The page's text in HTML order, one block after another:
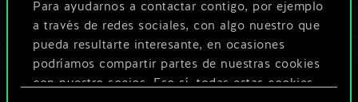
Para ayudarnos a contactar contigo, por ejemplo
a través de redes sociales, con algo nuestro que
pueda resultarte interesante, en ocasiones
podríamos compartir partes de nuestras cookies
con nuestro socios. Eso sí, todas estas cookies
O